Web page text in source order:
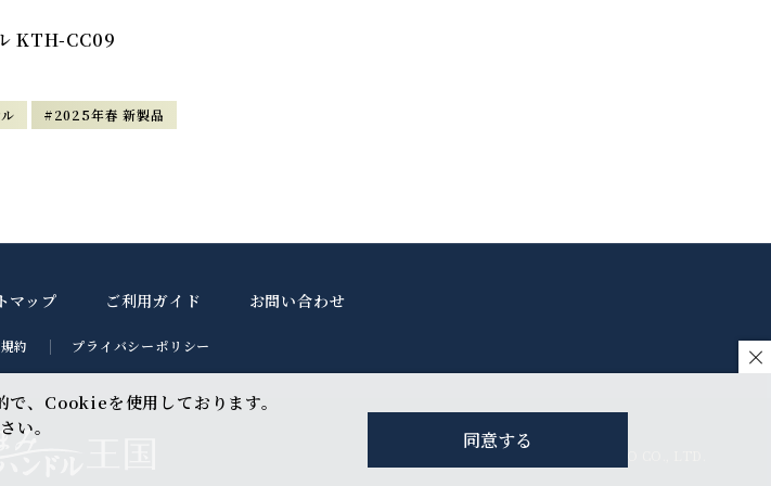
KTH-CC09
#2025年春 新製品
、Cookieを使用しております。
い。
同意する
マップ ご利用ガイド お問い合わせ
約 プライバシーポリシー